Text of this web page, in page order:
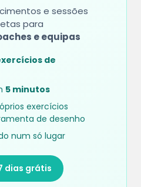
e sessões
para
e equipas
de
5 minutos
exercícios
de desenho
num só lugar
dias grátis